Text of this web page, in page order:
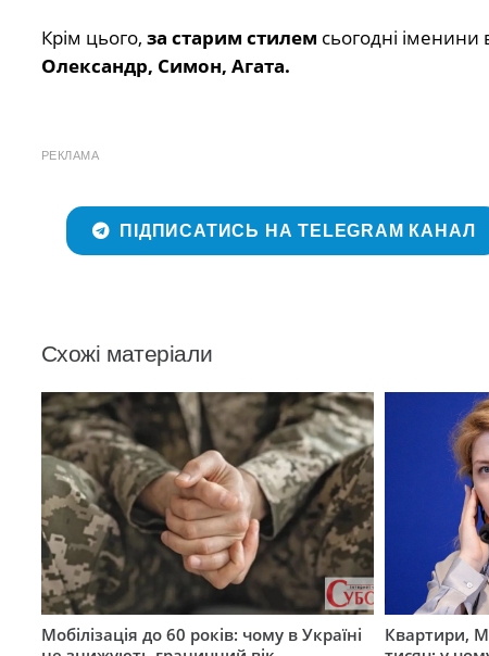
Крім цього, за старим стилем сьогодні іменини
Олександр, Симон, Агата.
РЕКЛАМА
ПІДПИСАТИСЬ НА TELEGRAM КАНАЛ
Схожі матеріали
Мобілізація до 60 років: чому в Україні
Квартири,